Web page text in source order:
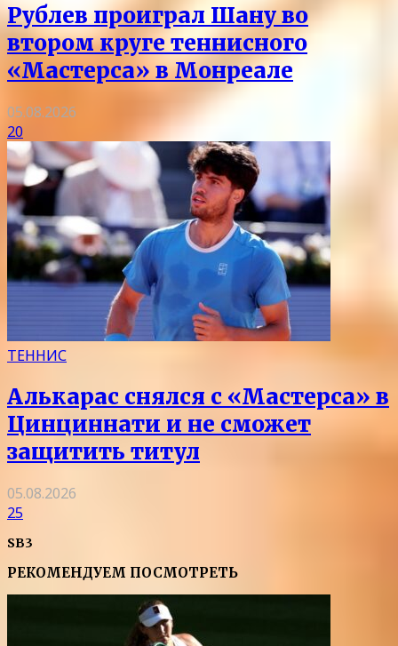
Рублев проиграл Шану во
втором круге теннисного
«Мастерса» в Монреале
05.08.2026
20
ТЕННИС
Алькарас снялся с «Мастерса» в
Цинциннати и не сможет
защитить титул
05.08.2026
25
SB3
РЕКОМЕНДУЕМ ПОСМОТРЕТЬ